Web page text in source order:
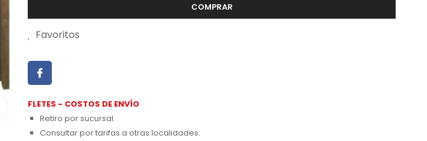
COMPRAR
Favoritos
FLETES - COSTOS DE ENVÍO
Retiro por sucursal.
Consultar por tarifas a otras localidades.